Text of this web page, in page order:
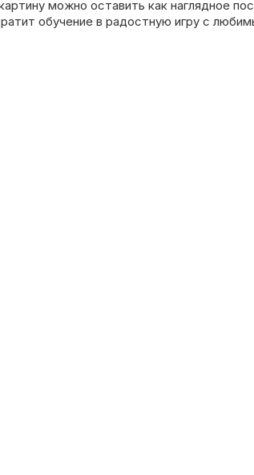
можно оставить как наглядное
обучение в радостную игру с